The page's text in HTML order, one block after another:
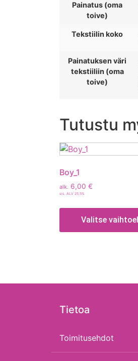
Painatus (oma
toive)
Tekstiilin koko
Painatuksen väri
tekstiiliin (oma
toive)
Tutustu
Boy_1
alk. 6,00 €
sis. ALV 25,5%
Valitse
Tietoa
Toimitusehdot